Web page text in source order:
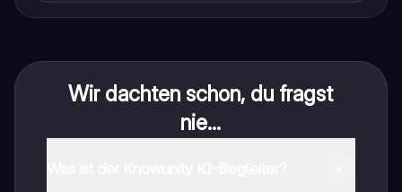
Wir dachten schon, du fragst
nie...